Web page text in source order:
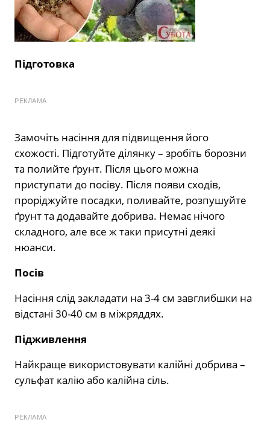
Підготовка
РЕКЛАМА
Замочіть насіння для підвищення його
схожості. Підготуйте ділянку – зробіть борозни
та полийте ґрунт. Після цього можна
приступати до посіву. Після появи сходів,
проріджуйте посадки, поливайте, розпушуйте
ґрунт та додавайте добрива. Немає нічого
складного, але все ж таки присутні деякі
нюанси.
Посів
Насіння слід закладати на 3-4 см завглибшки на
відстані 30-40 см в міжряддях.
Підживлення
Найкраще використовувати калійні добрива –
сульфат калію або калійна сіль.
РЕКЛАМА